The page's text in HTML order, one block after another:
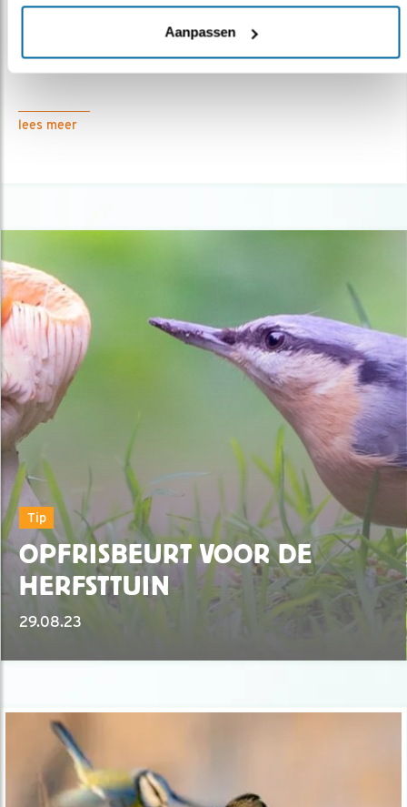
Aanpassen
Kersvers Waterdunen aan de Westerschelde
01.09.23Genieten van vogels zonder ze te verstoren.
lees meer
Tip
OPFRISBEURT VOOR DE
HERFSTTUIN
29.08.23